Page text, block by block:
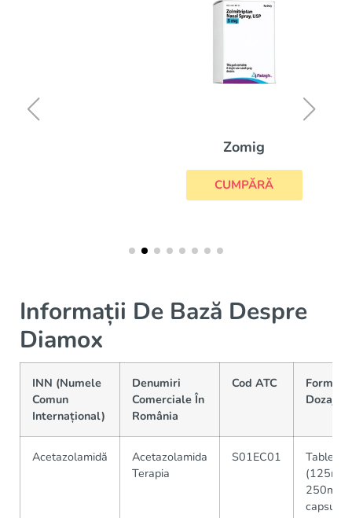
Informații De Bază Despre
Diamox
INN (Numele
Comun
Internațional)
Denumiri
Comerciale În
România
Cod ATC
Forme &
Dozaje
Acetazolamidă
Acetazolamida
Terapia
S01EC01
Tablete
(125mg,
250mg),
capsule